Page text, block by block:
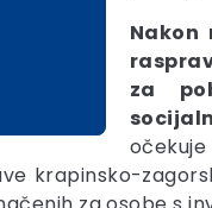
Nakon
za
krapinsko-